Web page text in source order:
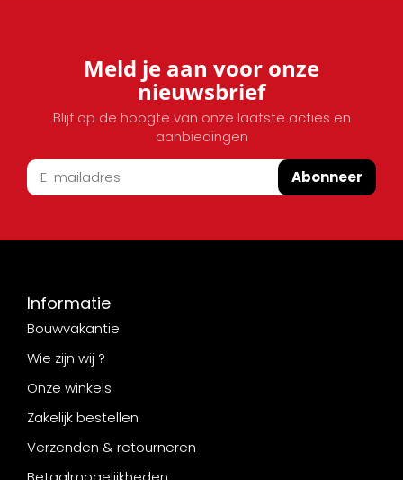
Meld je aan voor onze
nieuwsbrief
Blijf op de hoogte van onze laatste acties en
aanbiedingen
Abonneer
Informatie
Bouwvakantie
Wie zijn wij ?
Onze winkels
Zakelijk bestellen
Verzenden & retourneren